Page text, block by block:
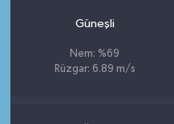
Güneşli
Nem: %69
Rüzgar: 6.89 m/s